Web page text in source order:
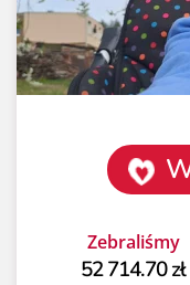
Zebraliśmy
52 714.70 zł